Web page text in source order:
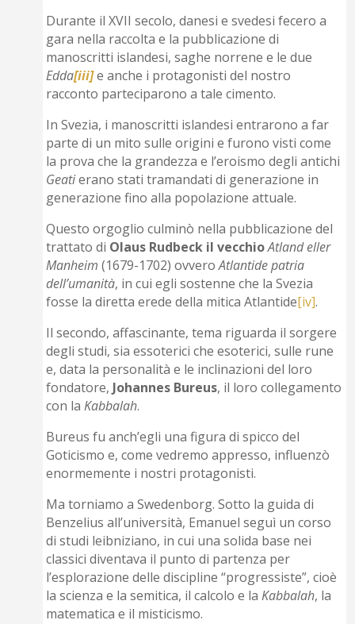
Durante il XVII secolo, danesi e svedesi fecero a
gara nella raccolta e la pubblicazione di
manoscritti islandesi, saghe norrene e le due
Edda[iii]e anche i protagonisti del nostro
racconto parteciparono a tale cimento.
In Svezia, i manoscritti islandesi entrarono a far
parte di un mito sulle origini e furono visti come
la prova che la grandezza e l’eroismo degli antichi
Geatierano stati tramandati di generazione in
generazione fino alla popolazione attuale.
Questo orgoglio culminò nella pubblicazione del
trattato di Olaus Rudbeck il vecchioAtland eller
Manheim (1679-1702) ovveroAtlantide patria
dell’umanità, in cui egli sostenne che la Svezia
fosse la diretta erede della mitica Atlantide[iv].
Il secondo, affascinante, tema riguarda il sorgere
degli studi, sia essoterici che esoterici, sulle rune
e, data la personalità e le inclinazioni del loro
fondatore, Johannes Bureus, il loro collegamento
con laKabbalah.
Bureus fu anch’egli una figura di spicco del
Goticismo e, come vedremo appresso, influenzò
enormemente i nostri protagonisti.
Ma torniamo a Swedenborg. Sotto la guida di
Benzelius all’università, Emanuel seguì un corso
di studi leibniziano, in cui una solida base nei
classici diventava il punto di partenza per
l’esplorazione delle discipline “progressiste”, cioè
la scienza e la semitica, il calcolo e laKabbalah, la
matematica e il misticismo.